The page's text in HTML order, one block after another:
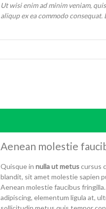
Ut wisi enim ad minim veniam,
aliqup ex ea commodo
Aenean molestie
Quisque in nulla ut metuscursus
blandit, sit amet molestie sapien
Aenean molestie faucibus
adipiscing, elementum ligula at,